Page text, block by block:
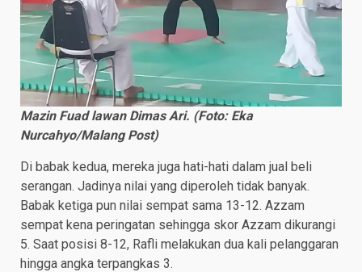
Mazin Fuad lawan Dimas Ari. (Foto: Eka
Nurcahyo/Malang Post)
Di babak kedua, mereka juga hati-hati dalam jual beli
serangan. Jadinya nilai yang diperoleh tidak banyak.
Babak ketiga pun nilai sempat sama 13-12. Azzam
sempat kena peringatan sehingga skor Azzam dikurangi
5. Saat posisi 8-12, Rafli melakukan dua kali pelanggaran
hingga angka terpangkas 3.